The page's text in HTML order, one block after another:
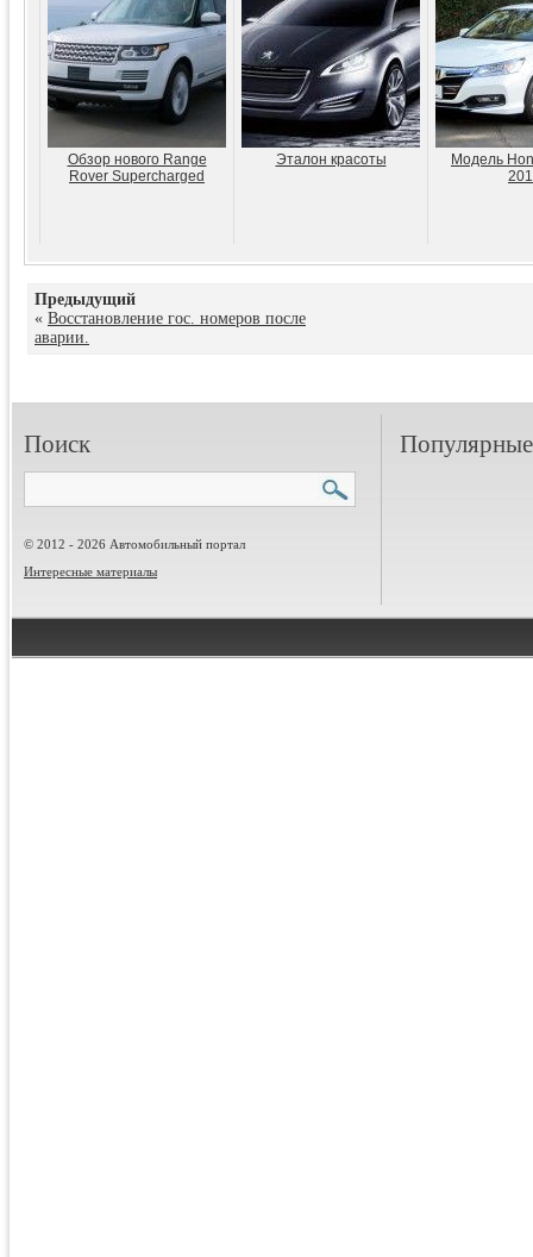
Обзор нового Range
Rover Supercharged
Эталон красоты
Модель
Предыдущий
« Восстановление гос. номеров после
аварии.
Поиск
© 2012 - 2026 Автомобильный портал
Интересные материалы
Популярные